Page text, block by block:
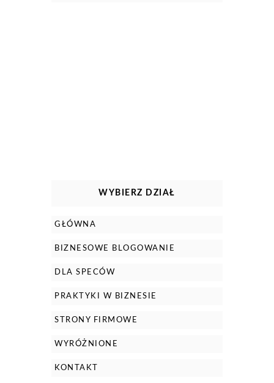
WYBIERZ DZIAŁ
GŁÓWNA
BIZNESOWE BLOGOWANIE
DLA SPECÓW
PRAKTYKI W BIZNESIE
STRONY FIRMOWE
WYRÓŻNIONE
KONTAKT